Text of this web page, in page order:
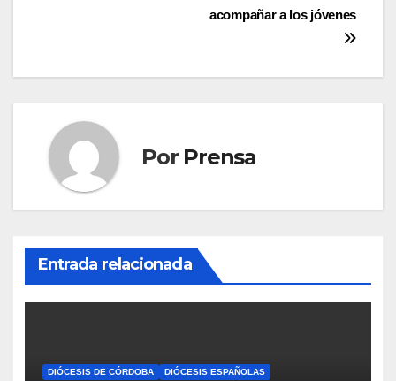
acompañar a los jóvenes
Por Prensa
Entrada relacionada
DIÓCESIS DE CÓRDOBA DIÓCESIS ESPAÑOLAS